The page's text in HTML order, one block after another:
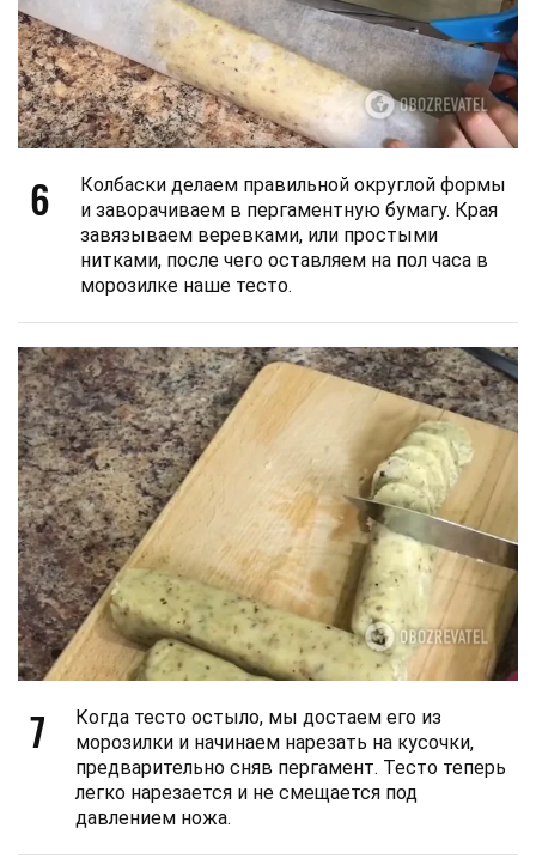
6
Колбаски делаем правильной округлой формы
и заворачиваем в пергаментную бумагу. Края
завязываем веревками, или простыми
нитками, после чего оставляем на пол часа в
морозилке наше тесто.
7
Когда тесто остыло, мы достаем его из
морозилки и начинаем нарезать на кусочки,
предварительно сняв пергамент. Тесто теперь
легко нарезается и не смещается под
давлением ножа.